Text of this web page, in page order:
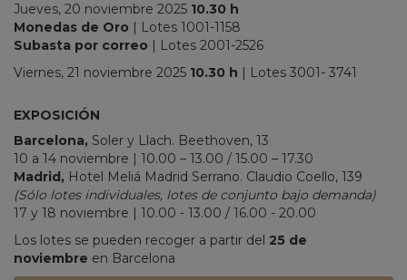
Jueves, 20 noviembre 2025 10.30 h
Monedas de Oro | Lotes 1001-1158
Subasta por correo | Lotes 2001-2526
Viernes, 21 noviembre 2025 10.30 h
| Lotes 3001- 3741
EXPOSICIÓN
Barcelona, Soler y Llach. Beethoven, 13
10 a 14 noviembre | 10.00 – 13.00 / 15.00 – 17.30
Madrid, Hotel Meliá Madrid Serrano. Claudio Coello, 139
(Sólo lotes individuales, lotes de conjunto bajo demanda)
17 y 18 noviembre | 10.00 - 13.00 / 16.00 - 20.00
Los lotes se pueden recoger a partir del 25 de
noviembre en Barcelona